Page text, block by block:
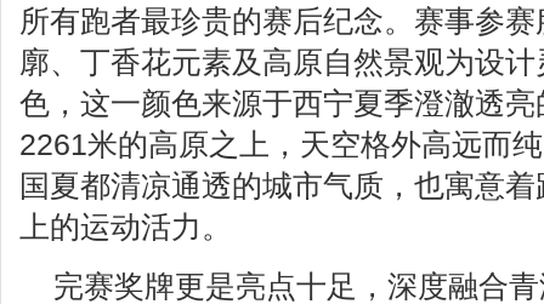
所有跑者最珍贵的赛后纪念。赛事参
廓、丁香花元素及高原自然景观为设
色，这一颜色来源于西宁夏季澄澈透
2261米的高原之上，天空格外高远而
国夏都清凉通透的城市气质，也寓意
上的运动活力。
完赛奖牌更是亮点十足，深度融合